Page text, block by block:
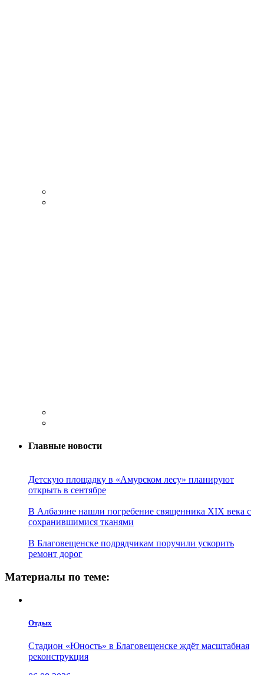
Главные новости
Детскую площадку в «Амурском лесу» планируют
открыть в сентябре
В Албазине нашли погребение священника XIX века с
сохранившимися тканями
В Благовещенске подрядчикам поручили ускорить
ремонт дорог
Материалы по теме:
Отдых
Стадион «Юность» в Благовещенске ждёт масштабная
реконструкция